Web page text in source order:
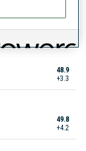
48.7
+3.1
48.9
+3.3
49.8
+4.2